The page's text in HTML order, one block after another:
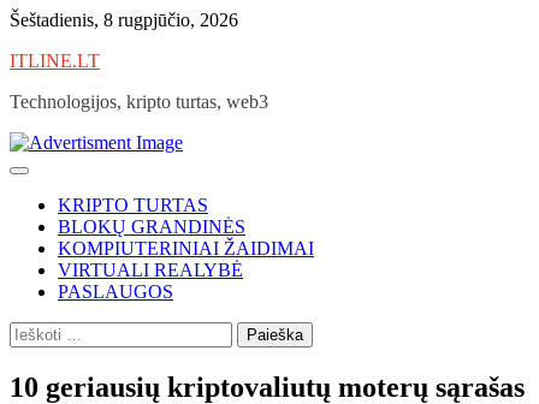
Skip
content
Šeštadienis, 8 rugpjūčio, 2026
ITLINE.LT
Technologijos, kripto turtas, web3
KRIPTO TURTAS
BLOKŲ GRANDINĖS
KOMPIUTERINIAI ŽAIDIMAI
VIRTUALI REALYBĖ
PASLAUGOS
Ieškoti:
10 geriausių kriptovaliutų moterų sąrašas